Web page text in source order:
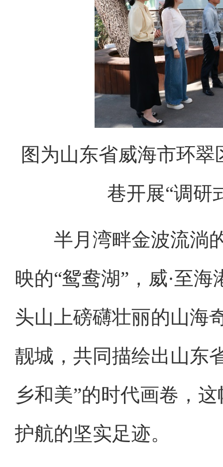
图为山东省威海市环
巷开展“调研
半月湾畔金波流淌的
映的“鸳鸯湖”，威·至
头山上磅礴壮丽的山
靓城，共同描绘出山东
乡和美”的时代画卷，
护航的坚实足迹。